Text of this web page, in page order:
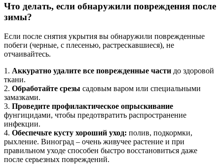
Что делать, если обнаружили повреждения после
зимы?
Если после снятия укрытия вы обнаружили поврежденные
побеги (черные, с плесенью, растрескавшиеся), не
отчаивайтесь.
1. Аккуратно удалите все поврежденные части до здоровой
ткани.
2. Обработайте срезы садовым варом или специальными
замазками.
3. Проведите профилактическое опрыскивание
фунгицидами, чтобы предотвратить распространение
инфекции.
4. Обеспечьте кусту хороший уход: полив, подкормки,
рыхление. Виноград – очень живучее растение и при
правильном уходе способен быстро восстановиться даже
после серьезных повреждений.